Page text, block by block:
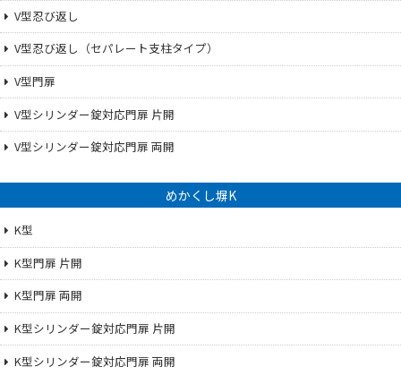
V型忍び返し
V型忍び返し（セパレート支柱タイプ）
V型門扉
V型シリンダー錠対応門扉 片開
V型シリンダー錠対応門扉 両開
めかくし塀K
K型
K型門扉 片開
K型門扉 両開
K型シリンダー錠対応門扉 片開
K型シリンダー錠対応門扉 両開